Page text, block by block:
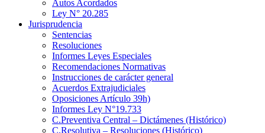
Autos Acordados
Ley N° 20.285
Jurisprudencia
Sentencias
Resoluciones
Informes Leyes Especiales
Recomendaciones Normativas
Instrucciones de carácter general
Acuerdos Extrajudiciales
Oposiciones Artículo 39h)
Informes Ley N°19.733
C.Preventiva Central – Dictámenes (Histórico)
C.Resolutiva – Resoluciones (Histórico)